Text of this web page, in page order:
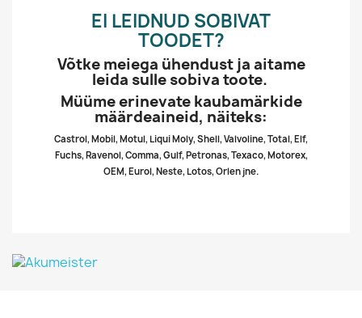
EI LEIDNUD SOBIVAT
TOODET?
Võtke meiega ühendust ja aitame
leida sulle sobiva toote.
Müüme erinevate kaubamärkide
määrdeaineid, näiteks:
Castrol, Mobil, Motul, Liqui Moly, Shell, Valvoline, Total, Elf,
Fuchs, Ravenol, Comma, Gulf, Petronas, Texaco, Motorex,
OEM, Eurol, Neste, Lotos, Orlen jne.